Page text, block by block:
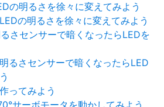
の明るさを徐々に変えてみよう
の明るさを徐々に変えてみよう
さセンサーで暗くなったらLEDを
るさセンサーで暗くなったらLED
ってみよう